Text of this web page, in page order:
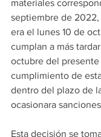
materiales
septiembre de
era el lunes 10 de
cumplan a más
octubre del presente
cumplimiento de
dentro del plazo de
ocasionara
Esta decisión se